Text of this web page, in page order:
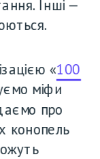
Інші —
«100
міфи
про
конопель